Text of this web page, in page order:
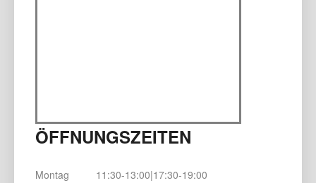
ÖFFNUNGSZEITEN
Montag
11:30-13:00|17:30-19:00